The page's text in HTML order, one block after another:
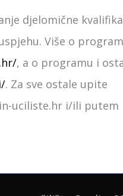
djelomične
Više o
, a o programu i
. Za sve ostale upite
uciliste.hr i/ili putem